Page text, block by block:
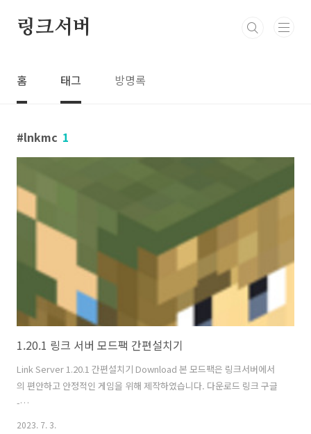
링크서버
홈 태그 방명록
lnkmc 1
1.20.1 링크 서버 모드팩 간편설치기
Link Server 1.20.1 간편설치기 Download 본 모드팩은 링크서버에서
의 편안하고 안정적인 게임을 위해 제작하였습니다. 다운로드 링크 구글
-
https://drive.google.com/file/d/
2023. 7. 3.